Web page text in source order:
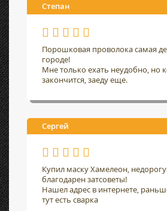
Степан
Порошковая проволока самая
городе!
Мне только ехать неудобно, но
закончится, заеду еще.
Сергей
Купил маску Хамелеон,
благодарен затсоветы!
Нашел адрес в интернете,
тут есть сварка